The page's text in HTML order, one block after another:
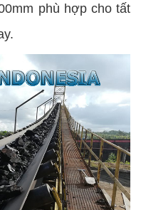
phù hợp cho tất